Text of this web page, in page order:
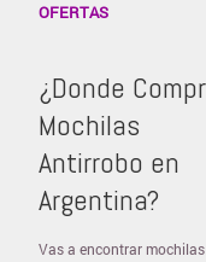
OFERTAS
¿Donde
Mochilas
Antirrobo en
Argentina?
Vas a encontrar mochilas